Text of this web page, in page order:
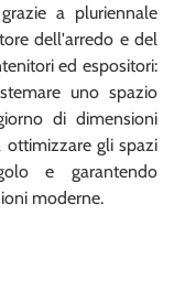
a pluriennale
dell'arredo e del
ed espositori:
uno spazio
di dimensioni
ottimizzare gli spazi
e garantendo
moderne.